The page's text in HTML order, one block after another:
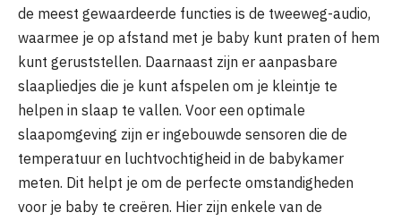
de meest gewaardeerde functies is de tweeweg-audio,
waarmee je op afstand met je baby kunt praten of hem
kunt geruststellen. Daarnaast zijn er aanpasbare
slaapliedjes die je kunt afspelen om je kleintje te
helpen in slaap te vallen. Voor een optimale
slaapomgeving zijn er ingebouwde sensoren die de
temperatuur en luchtvochtigheid in de babykamer
meten. Dit helpt je om de perfecte omstandigheden
voor je baby te creëren. Hier zijn enkele van de